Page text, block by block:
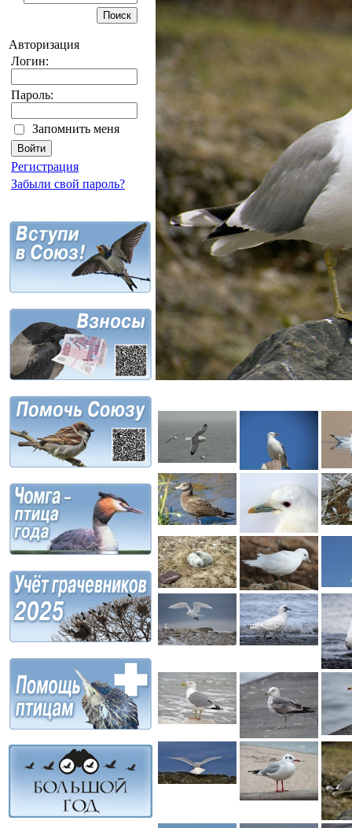
Авторизация
Логин:
Пароль:
Запомнить меня
Регистрация
Забыли свой пароль?